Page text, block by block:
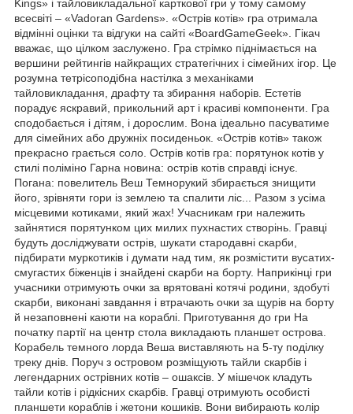
Kings» і тайловикладальної карткової гри у тому самому
всесвіті – «Vadoran Gardens». «Острів котів» гра отримала
відмінні оцінки та відгуки на сайті «BoardGameGeek». Гікач
вважає, що цілком заслужено. Гра стрімко піднімається на
вершини рейтингів найкращих стратегічних і сімейних ігор. Це
розумна тетрісоподібна настілка з механіками
тайловикладання, драфту та збирання наборів. Естетів
порадує яскравий, прикольний арт і красиві компоненти. Гра
сподобається і дітям, і дорослим. Вона ідеально пасуватиме
для сімейних або дружніх посиденьок. «Острів котів» також
прекрасно грається соло. Острів котів гра: порятунок котів у
стилі поліміно Гарна новина: острів котів справді існує.
Погана: повелитель Веш Темнорукий збирається знищити
його, зрівняти гори із землею та спалити ліс... Разом з усіма
місцевими котиками, який жах! Учасникам гри належить
зайнятися порятунком цих милих пухнастих створінь. Гравці
будуть досліджувати острів, шукати стародавні скарби,
підбирати муркотиків і думати над тим, як розмістити вусатих-
смугастих біженців і знайдені скарби на борту. Наприкінці гри
учасники отримують очки за врятовані котячі родини, здобуті
скарби, виконані завдання і втрачають очки за щурів на борту
й незаповнені каюти на кораблі. Приготування до гри На
початку партії на центр стола викладають планшет острова.
Корабель темного лорда Веша виставляють на 5-ту поділку
треку днів. Поруч з островом розміщують тайли скарбів і
легендарних острівних котів – ошаксів. У мішечок кладуть
тайли котів і рідкісних скарбів. Гравці отримують особисті
планшети кораблів і жетони кошиків. Вони вибирають колір